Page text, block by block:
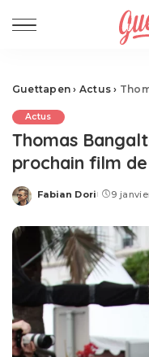
Guettapen › Actus › Thomas
Actus
Thomas
prochain film
Posted
Fabian Dori 9